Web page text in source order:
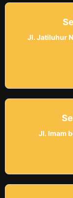
Jl. Jatiluhur
Jl. Imam